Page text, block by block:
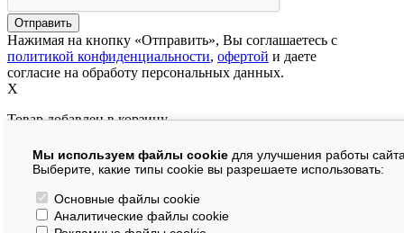
Мы используем файлы cookie для улучшения работы
Выберите, какие типы cookie вы разрешаете использовать:
Основные файлы cookie
Аналитические файлы cookie
Нажимая на кнопку «Отправить», Вы соглашаетесь с
политикой конфиденциальности, офертой и даете
согласие на обработу персональных данных.
X
Товар добавлен в корзину
В корзине:шт.
На сумму:руб.